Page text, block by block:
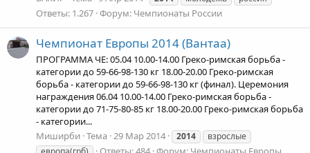
Ответы: 1.267 Форум: Чемпионаты России
Чемпионат Европы 2014 (Вантаа)
ПРОГРАММА ЧЕ: 05.04 10.00-14.00 Греко-римская борьба -
категории до 59-66-98-130 кг 18.00-20.00 Греко-римская
борьба - категории до 59-66-98-130 кг (финал). Церемония
награждения 06.04 10.00-14.00 Греко-римская борьба -
категории до 71-75-80-85 кг 18.00-20.00 Греко-римская борьба
- категории...
Миширби Тема 29 Мар 2014 2014
взрослые